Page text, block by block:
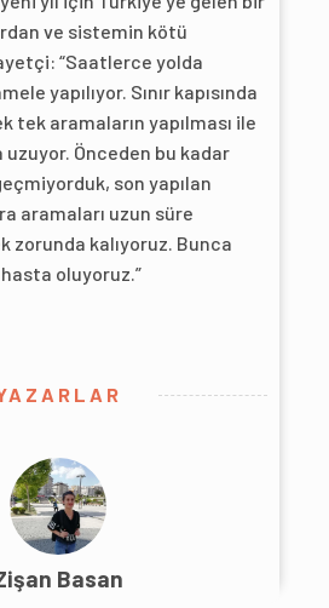
ve sistemin kötü
“Saatlerce yolda
yapılıyor. Sınır kapısında
tek aramaların yapılması ile
Önceden bu kadar
son yapılan
aramaları uzun süre
zorunda kalıyoruz. Bunca
oluyoruz.”
Basan